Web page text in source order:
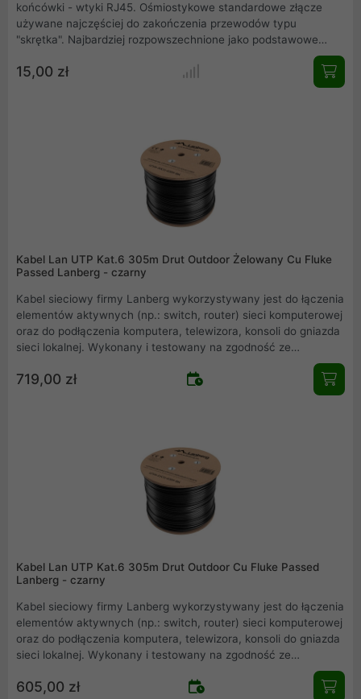
końcówki - wtyki RJ45. Ośmiostykowe standardowe złącze
używane najczęściej do zakończenia przewodów typu
"skrętka". Najbardziej rozpowszechnione jako podstawowe
złącze do budowy przewodowych sieci komputerowych w
standardzie Ethernet. Końcówki wykonane są z wytrzymałego
15,00 zł
Kabel Lan UTP Kat.6 305m Drut Outdoor Żelowany Cu Fluke
Passed Lanberg - czarny
Kabel sieciowy firmy Lanberg wykorzystywany jest do łączenia
elementów aktywnych (np.: switch, router) sieci komputerowej
oraz do podłączenia komputera, telewizora, konsoli do gniazda
sieci lokalnej. Wykonany i testowany na zgodność ze
parametry transmisyjne i zgodność z daną kategorią. Nadruk
719,00 zł
Kabel Lan UTP Kat.6 305m Drut Outdoor Cu Fluke Passed
Lanberg - czarny
Kabel sieciowy firmy Lanberg wykorzystywany jest do łączenia
elementów aktywnych (np.: switch, router) sieci komputerowej
oraz do podłączenia komputera, telewizora, konsoli do gniazda
sieci lokalnej. Wykonany i testowany na zgodność ze
parametry transmisyjne i zgodność z daną kategorią. Nadruk
605,00 zł